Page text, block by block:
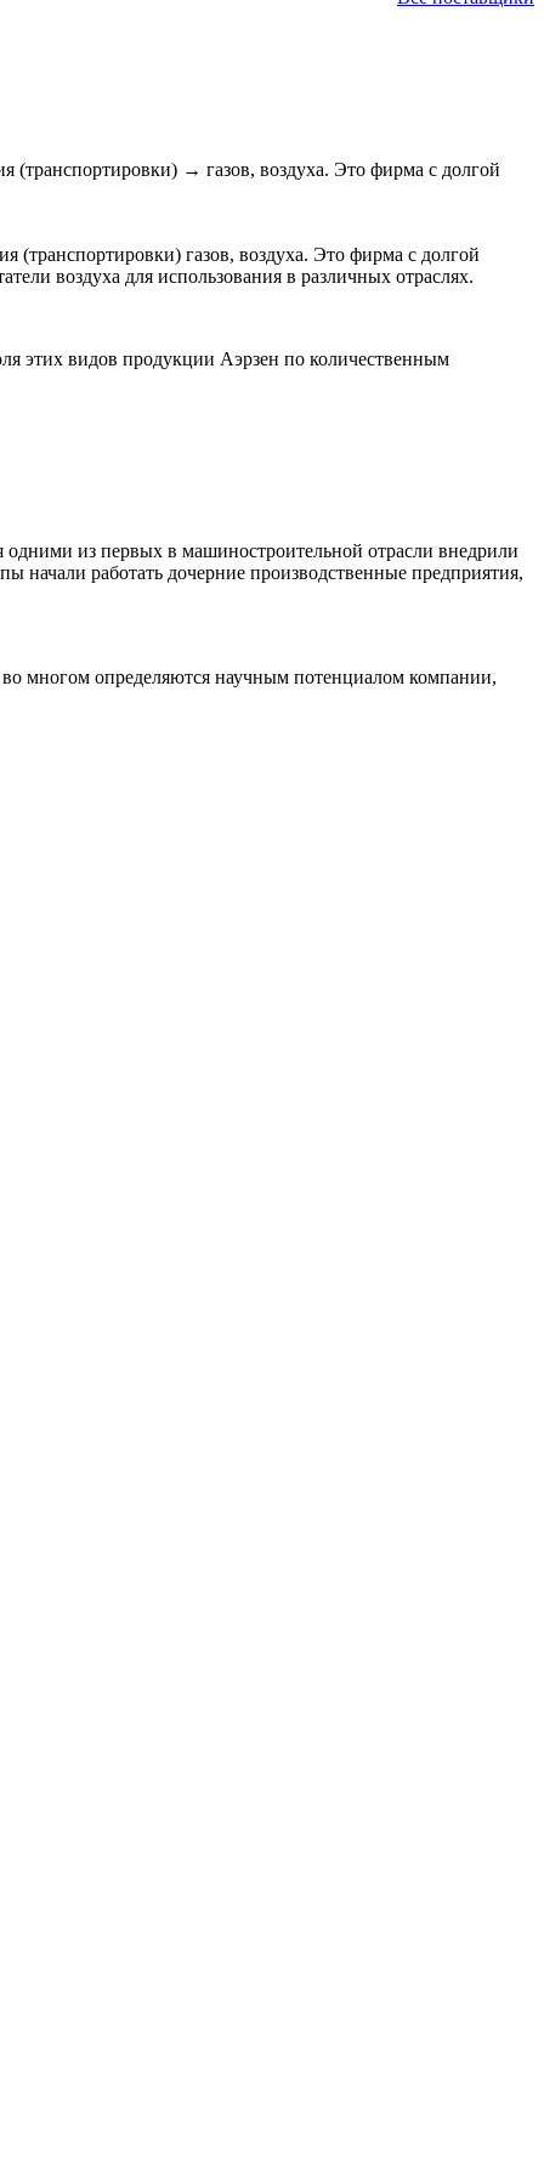
(транспортировки) → газов, воздуха. Это фирма с долгой
(транспортировки) газов, воздуха. Это фирма с долгой
воздуха для использования в различных отраслях.
этих видов продукции Аэрзен по количественным
из первых в машиностроительной отрасли внедрили
начали работать дочерние производственные предприятия,
многом определяются научным потенциалом компании,